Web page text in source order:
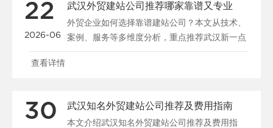
22
2026-06
武汉外贸建站公司推荐哪家靠谱又专业
外贸企业如何选择靠谱建站公司？本文从技术、
案例、服务等多维度分析，重点推荐武汉新一点
网络，提供专业外......
查看详情
30 武汉知名外贸建站公司推荐及费用指南
本文介绍武汉知名外贸建站公司推荐及费用指